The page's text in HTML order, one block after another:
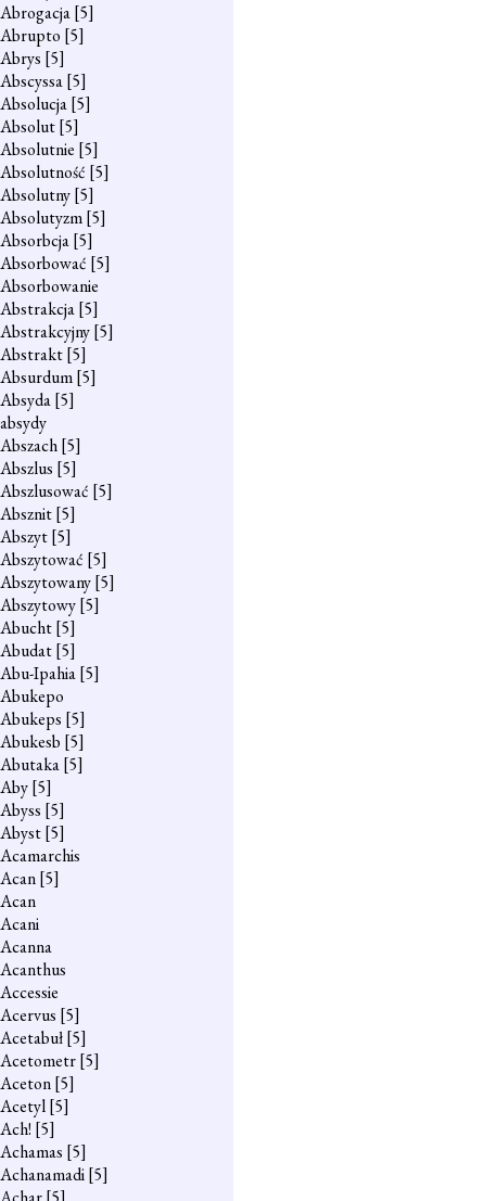
Abrogacja[5]
Abrupto [5]
Abrys [5]
Abscyssa[5]
Absolucja[5]
Absolut[5]
Absolutnie [5]
Absolutność [5]
Absolutny[5]
Absolutyzm[5]
Absorbcja[5]
Absorbować [5]
Absorbowanie
Abstrakcja[5]
Abstrakcyjny[5]
Abstrakt[5]
Absurdum[5]
Absyda[5]
absydy
Abszach[5]
Abszlus [5]
Abszlusować [5]
Absznit[5]
Abszyt[5]
Abszytować [5]
Abszytowany[5]
Abszytowy[5]
Abucht[5]
Abudat[5]
Abu-Ipahia[5]
Abukepo
Abukeps [5]
Abukesb [5]
Abutaka[5]
Aby[5]
Abyss [5]
Abyst[5]
Acamarchis
Acan[5]
Acan
Acani
Acanna
Acanthus
Accessie
Acervus [5]
Acetabuł[5]
Acetometr[5]
Aceton[5]
Acetyl[5]
Ach! [5]
Achamas [5]
Achanamadi[5]